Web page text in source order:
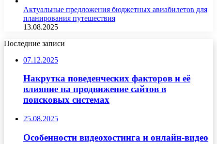
Актуальные предложения бюджетных авиабилетов для
планирования путешествия
13.08.2025
Последние записи
07.12.2025
Накрутка поведенческих факторов и её
влияние на продвижение сайтов в
поисковых системах
25.08.2025
Особенности видеохостинга и онлайн-видео